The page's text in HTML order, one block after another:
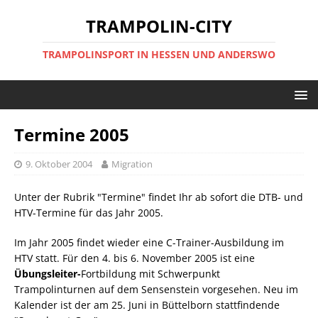
TRAMPOLIN-CITY
TRAMPOLINSPORT IN HESSEN UND ANDERSWO
Termine 2005
9. Oktober 2004 Migration
Unter der Rubrik "Termine" findet Ihr ab sofort die DTB- und
HTV-Termine für das Jahr 2005.
Im Jahr 2005 findet wieder eine C-Trainer-Ausbildung im
HTV statt. Für den 4. bis 6. November 2005 ist eine
Übungsleiter-Fortbildung mit Schwerpunkt
Trampolinturnen auf dem Sensenstein vorgesehen. Neu im
Kalender ist der am 25. Juni in Büttelborn stattfindende